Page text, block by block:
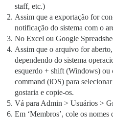
staff, etc.)
Assim que a exportação for
notificação do sistema com o
No Excel ou Google
Assim que o arquivo for
dependendo do sistema
esquerdo + shift (Windows) ou
command (iOS) para
gostaria e copie-os.
Vá para Admin > Usuários >
Em ‘Membros’, cole os